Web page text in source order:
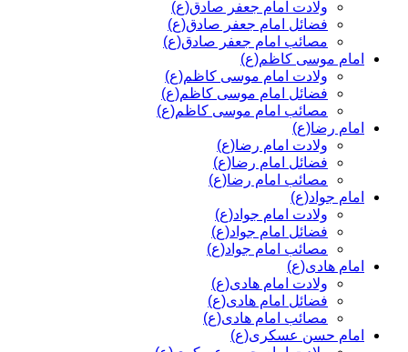
ولادت امام جعفر صادق(ع)
فضائل امام جعفر صادق(ع)
مصائب امام جعفر صادق(ع)
امام موسی کاظم(ع)
ولادت امام موسی کاظم(ع)
فضائل امام موسی کاظم(ع)
مصائب امام موسی کاظم(ع)
امام رضا(ع)
ولادت امام رضا(ع)
فضائل امام رضا(ع)
مصائب امام رضا(ع)
امام جواد(ع)
ولادت امام جواد(ع)
فضائل امام جواد(ع)
مصائب امام جواد(ع)
امام هادی(ع)
ولادت امام هادی(ع)
فضائل امام هادی(ع)
مصائب امام هادی(ع)
امام حسن عسکری(ع)